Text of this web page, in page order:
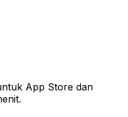
App Store dan